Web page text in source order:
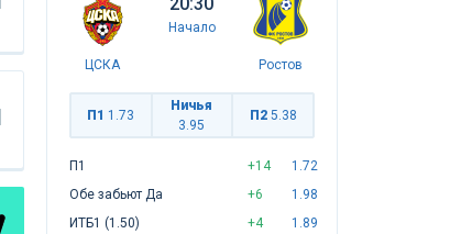
ЦСКА
Начало
Ростов
П1 1.73
Ничья
3.95
П2 5.38
П1 +14
1.72
Обе забьют Да
+6
1.98
ИТБ1 (1.50)
+4 1.89